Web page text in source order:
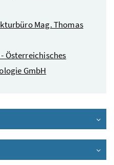
Mag. Thomas
- Österreichisches
GmbH